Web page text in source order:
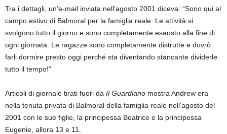
Tra i dettagli, un’e-mail inviata nell’agosto 2001 diceva: “Sono qui al
campo estivo di Balmoral per la famiglia reale. Le attività si
svolgono tutto il giorno e sono completamente esausto alla fine di
ogni giornata. Le ragazze sono completamente distrutte e dovrò
farli dormire presto oggi perché sta diventando stancante dividerle
tutto il tempo!”
Articoli di giornale tirati fuori da Il Guardiano mostra Andrew era
nella tenuta privata di Balmoral della famiglia reale nell’agosto del
2001 con le sue figlie, la principessa Beatrice e la principessa
Eugenie, allora 13 e 11.